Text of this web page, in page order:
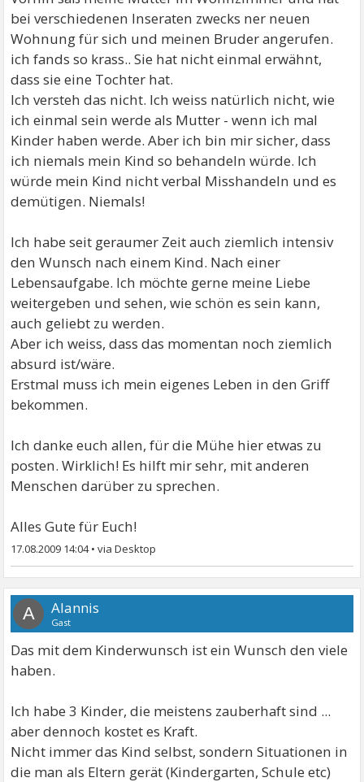
bei verschiedenen Inseraten zwecks ner neuen
Wohnung für sich und meinen Bruder angerufen.
ich fands so krass.. Sie hat nicht einmal erwähnt,
dass sie eine Tochter hat.
Ich versteh das nicht. Ich weiss natürlich nicht, wie
ich einmal sein werde als Mutter - wenn ich mal
Kinder haben werde. Aber ich bin mir sicher, dass
ich niemals mein Kind so behandeln würde. Ich
würde mein Kind nicht verbal Misshandeln und es
demütigen. Niemals!
Ich habe seit geraumer Zeit auch ziemlich intensiv
den Wunsch nach einem Kind. Nach einer
Lebensaufgabe. Ich möchte gerne meine Liebe
weitergeben und sehen, wie schön es sein kann,
auch geliebt zu werden.
Aber ich weiss, dass das momentan noch ziemlich
absurd ist/wäre.
Erstmal muss ich mein eigenes Leben in den Griff
bekommen.
Ich danke euch allen, für die Mühe hier etwas zu
posten. Wirklich! Es hilft mir sehr, mit anderen
Menschen darüber zu sprechen.
Alles Gute für Euch!
17.08.2009 14:04•
A Alannis
Gast
Das mit dem Kinderwunsch ist ein Wunsch den viele
haben.
Ich habe 3 Kinder, die meistens zauberhaft sind ...
aber dennoch kostet es Kraft.
Nicht immer das Kind selbst, sondern Situationen in
die man als Eltern gerät (Kindergarten, Schule etc)